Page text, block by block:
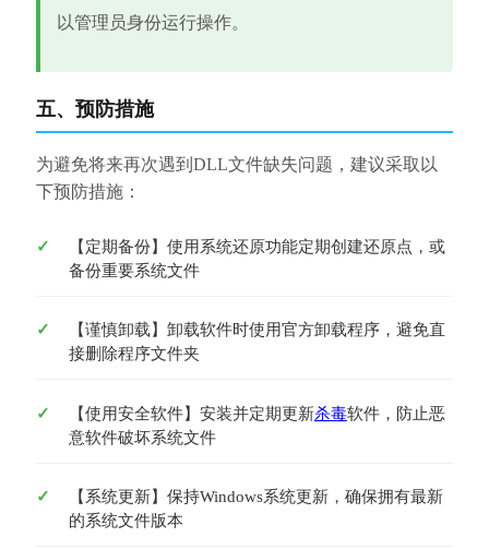
以管理员身份运行操作。
五、预防措施
为避免将来再次遇到DLL文件缺失问题，建议采取以
下预防措施：
【定期备份】使用系统还原功能定期创建还原点，或
备份重要系统文件
【谨慎卸载】卸载软件时使用官方卸载程序，避免直
接删除程序文件夹
【使用安全软件】安装并定期更新杀毒软件，防止恶
意软件破坏系统文件
【系统更新】保持Windows系统更新，确保拥有最新
的系统文件版本